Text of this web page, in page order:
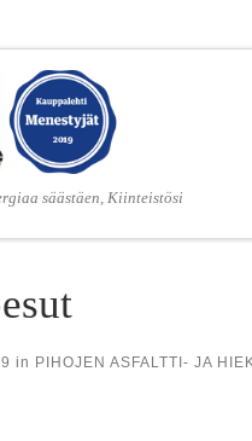
säästäen, Kiinteistösi
in PIHOJEN ASFALTTI- JA